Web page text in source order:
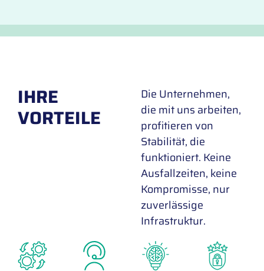
IHRE
VORTEILE
Die Unternehmen,
die mit uns arbeiten,
profitieren von
Stabilität, die
funktioniert. Keine
Ausfallzeiten, keine
Kompromisse, nur
zuverlässige
Infrastruktur.